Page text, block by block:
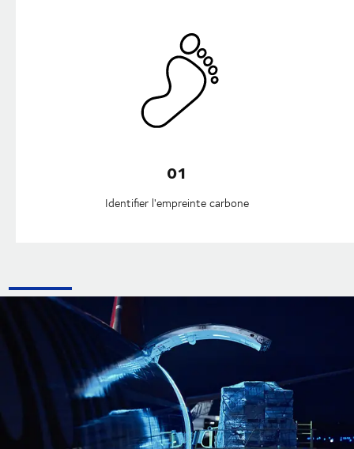
01
Identifier l'empreinte carbone